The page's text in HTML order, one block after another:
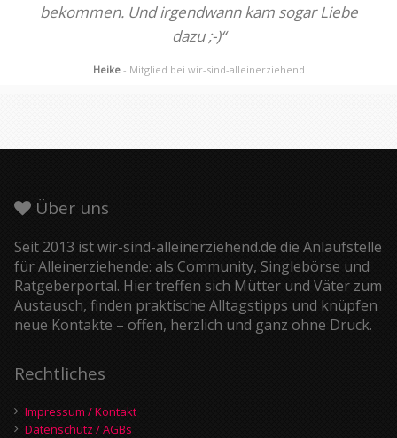
bekommen. Und irgendwann kam sogar Liebe
dazu ;-)“
Heike - Mitglied bei wir-sind-alleinerziehend
Über uns
Seit 2013 ist wir-sind-alleinerziehend.de die Anlaufstelle
für Alleinerziehende: als Community, Singlebörse und
Ratgeberportal. Hier treffen sich Mütter und Väter zum
Austausch, finden praktische Alltagstipps und knüpfen
neue Kontakte – offen, herzlich und ganz ohne Druck.
Rechtliches
Impressum / Kontakt
Datenschutz / AGBs